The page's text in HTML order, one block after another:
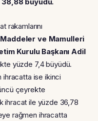
rakamlarını
ve Mamulleri
Kurulu Başkanı Adil
yüzde 7,4 büyüdü.
ihracatta ise ikinci
çeyrekte
ihracat ile yüzde 36,78
rağmen ihracatta